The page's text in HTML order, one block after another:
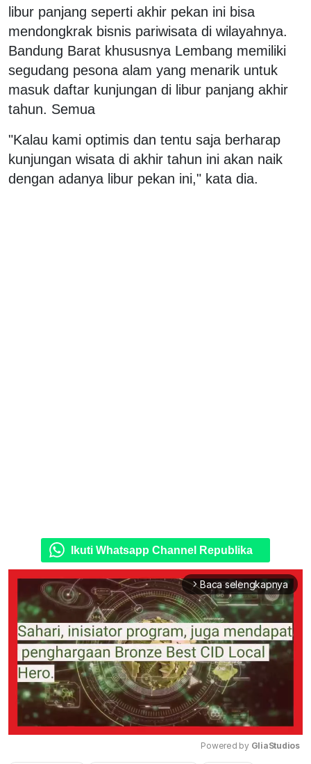
libur panjang seperti akhir pekan ini bisa
mendongkrak bisnis pariwisata di wilayahnya.
Bandung Barat khususnya Lembang memiliki
segudang pesona alam yang menarik untuk
masuk daftar kunjungan di libur panjang akhir
tahun. Semua
"Kalau kami optimis dan tentu saja berharap
kunjungan wisata di akhir tahun ini akan naik
dengan adanya libur pekan ini," kata dia.
Ikuti Whatsapp Channel Republika
arrow_forward_ios Baca selengkapnya
Powered by GliaStudios